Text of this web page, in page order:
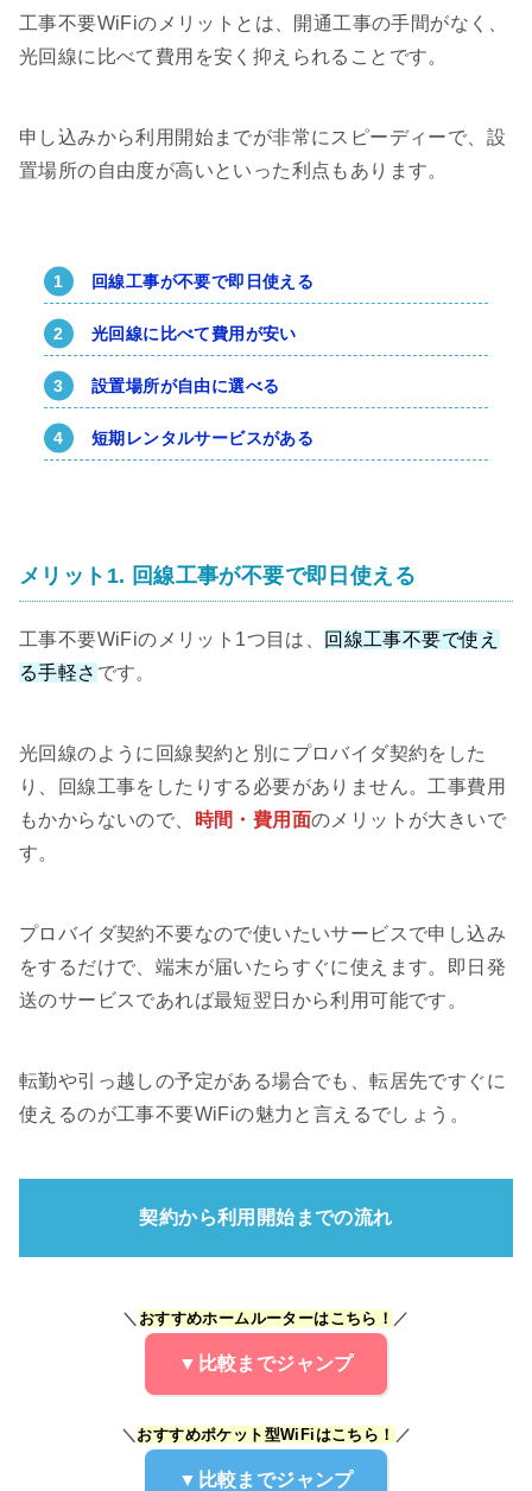
工事不要WiFiのメリットとは、開通工事の手間がなく、
光回線に比べて費用を安く抑えられることです。
申し込みから利用開始までが非常にスピーディーで、設
置場所の自由度が高いといった利点もあります。
回線工事が不要で即日使える
光回線に比べて費用が安い
設置場所が自由に選べる
短期レンタルサービスがある
メリット1. 回線工事が不要で即日使える
工事不要WiFiのメリット1つ目は、
回線工事不要で使え
る手軽さ です。
光回線のように回線契約と別にプロバイダ契約をした
り、回線工事をしたりする必要がありません。工事費用
もかからないので、
時間・費用面のメリットが大きいで
す。
プロバイダ契約不要なので使いたいサービスで申し込み
をするだけで、端末が届いたらすぐに使えます。即日発
送のサービスであれば最短翌日から利用可能です。
転勤や引っ越しの予定がある場合でも、転居先ですぐに
使えるのが工事不要WiFiの魅力と言えるでしょう。
契約から利用開始までの流れ
＼ おすすめホームルーターはこちら！ ／
▼比較までジャンプ
＼ おすすめポケット型WiFiはこちら！ ／
▼比較までジャンプ